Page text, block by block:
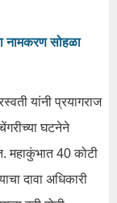
नामकरण सोहळा
यांनी प्रयागराज
घटनेने
महाकुंभात 40 कोटी
दावा अधिकारी